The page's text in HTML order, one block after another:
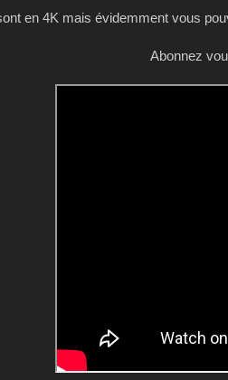
en 4K mais évidemment vous
Abonnez